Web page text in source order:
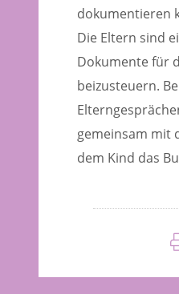
dokumentieren
Die Eltern sind
Dokumente für
beizusteuern.
gemeinsam mit
dem Kind das